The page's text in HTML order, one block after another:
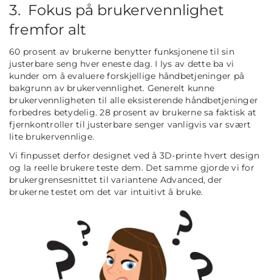
3. Fokus på brukervennlighet
fremfor alt
60 prosent av brukerne benytter funksjonene til sin
justerbare seng hver eneste dag. I lys av dette ba vi
kunder om å evaluere forskjellige håndbetjeninger på
bakgrunn av brukervennlighet. Generelt kunne
brukervennligheten til alle eksisterende håndbetjeninger
forbedres betydelig. 28 prosent av brukerne sa faktisk at
fjernkontroller til justerbare senger vanligvis var svært
lite brukervennlige.
Vi finpusset derfor designet ved å 3D-printe hvert design
og la reelle brukere teste dem. Det samme gjorde vi for
brukergrensesnittet til variantene Advanced, der
brukerne testet om det var intuitivt å bruke.